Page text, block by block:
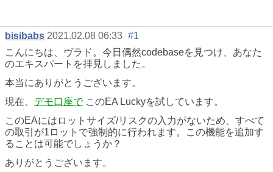
bisibabs 2021.02.08 06:33 #1
こんにちは、ヴラド。今日偶然codebaseを見つけ、あなた
のエキスパートを拝見しました。
本当にありがとうございます。
現在、 デモ口座でこのEA Luckyを試しています。
このEAにはロットサイズ/リスクの入力がないため、すべて
の取引が1ロットで強制的に行われます。この機能を追加す
ることは可能でしょうか？
ありがとうございます。